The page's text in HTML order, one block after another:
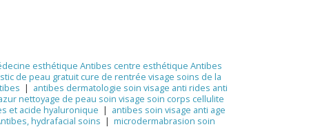
esthétique Antibes centre esthétique Antibes
de peau gratuit cure de rentrée visage soins de la
| antibes dermatologie soin visage anti rides anti
nettoyage de peau soin visage soin corps cellulite
et acide hyaluronique | antibes soin visage anti age
hydrafacial soins | microdermabrasion soin